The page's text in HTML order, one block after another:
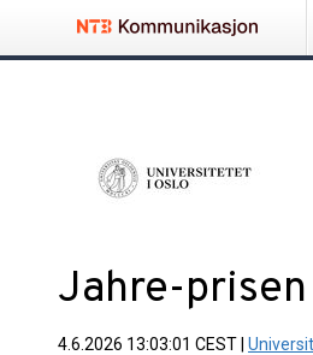
Jahre-
4.6.2026 13:03:01 CEST